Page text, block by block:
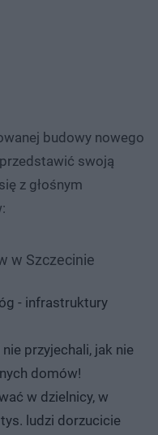
budowy nowego
swoją
z głośnym
w Szczecinie
- infrastruktury
przyjechali, jak nie
domów!
w dzielnicy, w
ludzi dorzucicie